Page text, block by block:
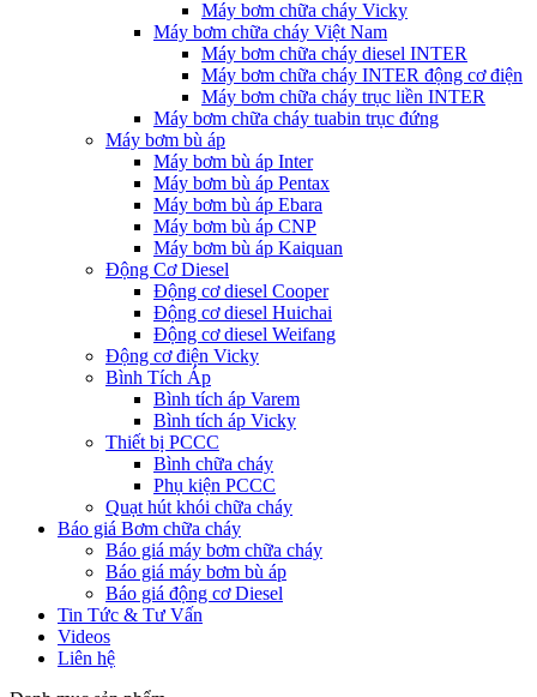
Máy bơm chữa cháy Vicky
Máy bơm chữa cháy Việt Nam
Máy bơm chữa cháy diesel INTER
Máy bơm chữa cháy INTER động cơ điện
Máy bơm chữa cháy trục liền INTER
Máy bơm chữa cháy tuabin trục đứng
Máy bơm bù áp
Máy bơm bù áp Inter
Máy bơm bù áp Pentax
Máy bơm bù áp Ebara
Máy bơm bù áp CNP
Máy bơm bù áp Kaiquan
Động Cơ Diesel
Động cơ diesel Cooper
Động cơ diesel Huichai
Động cơ diesel Weifang
Động cơ điện Vicky
Bình Tích Áp
Bình tích áp Varem
Bình tích áp Vicky
Thiết bị PCCC
Bình chữa cháy
Phụ kiện PCCC
Quạt hút khói chữa cháy
Báo giá Bơm chữa cháy
Báo giá máy bơm chữa cháy
Báo giá máy bơm bù áp
Báo giá động cơ Diesel
Tin Tức & Tư Vấn
Videos
Liên hệ